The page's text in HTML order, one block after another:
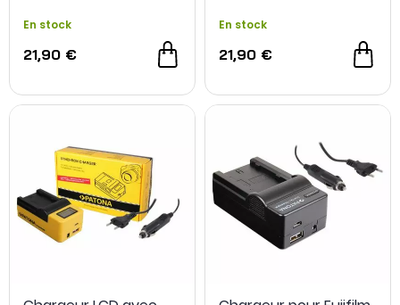
En stock
21,90 €
En stock
21,90 €